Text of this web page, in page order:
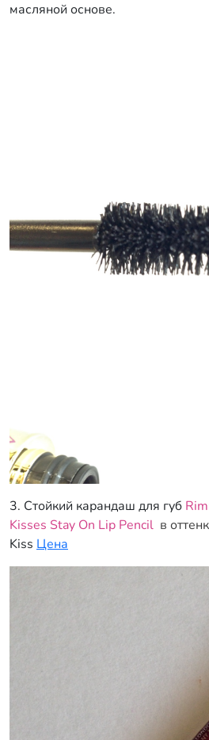
масляной основе.
3. Стойкий карандаш для губ
Kisses Stay On Lip Pencil в
Kiss Цена